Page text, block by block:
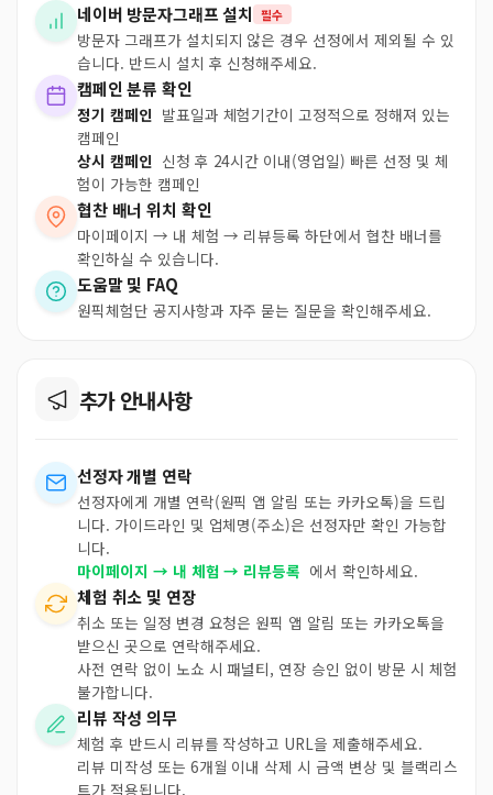
네이버 방문자그래프 설치 필수
방문자 그래프가 설치되지 않은 경우 선정에서 제외될 수 있
습니다. 반드시 설치 후 신청해주세요.
캠페인 분류 확인
정기 캠페인 발표일과 체험기간이 고정적으로 정해져 있는
캠페인
상시 캠페인 신청 후 24시간 이내(영업일) 빠른 선정 및 체
험이 가능한 캠페인
협찬 배너 위치 확인
마이페이지 → 내 체험 → 리뷰등록 하단에서 협찬 배너를
확인하실 수 있습니다.
도움말 및 FAQ
원픽체험단 공지사항과 자주 묻는 질문을 확인해주세요.
추가 안내사항
선정자 개별 연락
선정자에게 개별 연락(원픽 앱 알림 또는 카카오톡)을 드립
니다. 가이드라인 및 업체명(주소)은 선정자만 확인 가능합
니다.
마이페이지 → 내 체험 → 리뷰등록 에서 확인하세요.
체험 취소 및 연장
취소 또는 일정 변경 요청은 원픽 앱 알림 또는 카카오톡을
받으신 곳으로 연락해주세요.
사전 연락 없이 노쇼 시 패널티, 연장 승인 없이 방문 시 체험
불가합니다.
리뷰 작성 의무
체험 후 반드시 리뷰를 작성하고 URL을 제출해주세요.
리뷰 미작성 또는 6개월 이내 삭제 시 금액 변상 및 블랙리스
트가 적용됩니다.